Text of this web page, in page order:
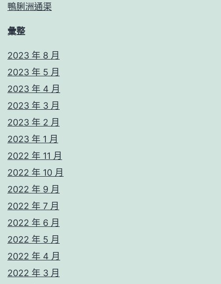
鴨脷洲通渠
彙整
2023 年 8 月
2023 年 5 月
2023 年 4 月
2023 年 3 月
2023 年 2 月
2023 年 1 月
2022 年 11 月
2022 年 10 月
2022 年 9 月
2022 年 7 月
2022 年 6 月
2022 年 5 月
2022 年 4 月
2022 年 3 月